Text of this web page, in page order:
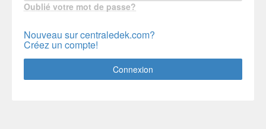
Oublié votre mot de passe?
Nouveau sur centraledek.com?
Créez un compte!
Connexion